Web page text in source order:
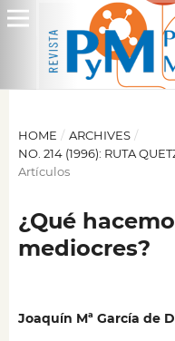
HOME / ARCHIVES /
NO. 214 (1996): RUTA
Artículos
¿Qué
mediocres?
Joaquín Mª García de